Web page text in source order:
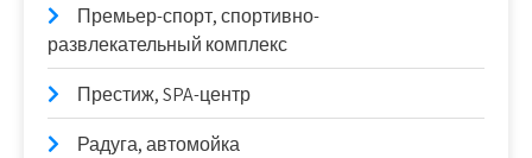
Премьер-спорт, спортивно-
развлекательный комплекс
Престиж, SPA-центр
Радуга, автомойка